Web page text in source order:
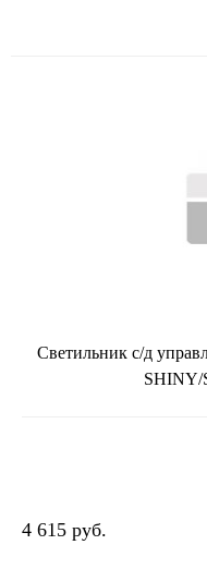
Светильник с/д
SHINY/
4 615 руб.